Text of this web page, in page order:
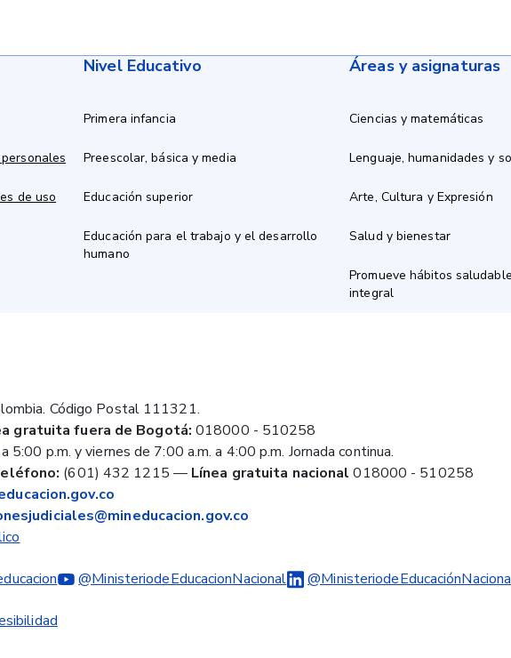
de uso
Nivel Educativo
Primera infancia
Preescolar, básica y media
Educación superior
Educación para el trabajo y el desarrollo
humano
Áreas y asignaturas
Ciencias y matemáticas
Lenguaje, humanidades y
Arte, Cultura y Expresión
Salud y bienestar
Promueve hábitos
integral
Código Postal 111321.
gratuita fuera de Bogotá: 018000 - 510258
5:00 p.m. y viernes de 7:00 a.m. a 4:00 p.m. Jornada continua.
(601) 432 1215 — Línea gratuita nacional 018000 - 510258
@MinisteriodeEducacionNacional